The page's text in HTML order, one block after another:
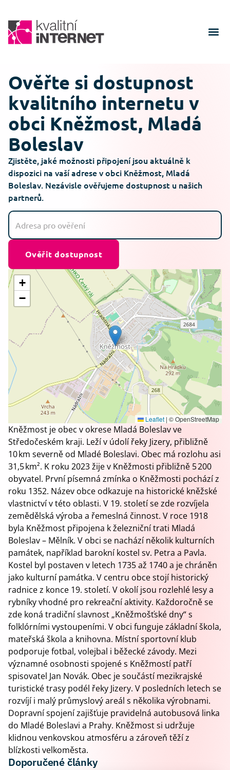
Ověřte si dostupnost
kvalitního internetu v
obci Kněžmost, Mladá
Boleslav
Zjistěte, jaké možnosti připojení jsou aktuálně k
dispozici na vaší adrese v obci Kněžmost, Mladá
Boleslav. Nezávisle ověřujeme dostupnost u našich
partnerů.
Ověřit dostupnost
+
−
Leaflet | © OpenStreetMap
Kněžmost je obec v okrese Mladá Boleslav ve
Středočeském kraji. Leží v údolí řeky Jizery, přibližně
10 km severně od Mladé Boleslavi. Obec má rozlohu asi
31,5 km². K roku 2023 žije v Kněžmosti přibližně 5 200
obyvatel. První písemná zmínka o Kněžmosti pochází z
roku 1352. Název obce odkazuje na historické kněžské
vlastnictví v této oblasti. V 19. století se zde rozvíjela
zemědělská výroba a řemeslná činnost. V roce 1918
byla Kněžmost připojena k železniční trati Mladá
Boleslav – Mělník. V obci se nachází několik kulturních
památek, například barokní kostel sv. Petra a Pavla.
Kostel byl postaven v letech 1735 až 1740 a je chráněn
jako kulturní památka. V centru obce stojí historický
radnice z konce 19. století. V okolí jsou rozlehlé lesy a
rybníky vhodné pro rekreační aktivity. Každoročně se
zde koná tradiční slavnost „Kněžmošťské dny“ s
folklórními vystoupeními. V obci funguje základní škola,
mateřská škola a knihovna. Místní sportovní klub
podporuje fotbal, volejbal i běžecké závody. Mezi
významné osobnosti spojené s Kněžmostí patří
spisovatel Jan Novák. Obec je součástí mezikrajské
turistické trasy podél řeky Jizery. V posledních letech se
rozvíjí i malý průmyslový areál s několika výrobnami.
Dopravní spojení zajišťuje pravidelná autobusová linka
do Mladé Boleslavi a Prahy. Kněžmost si udržuje
klidnou venkovskou atmosféru a zároveň těží z
blízkosti velkoměsta.
Doporučené články